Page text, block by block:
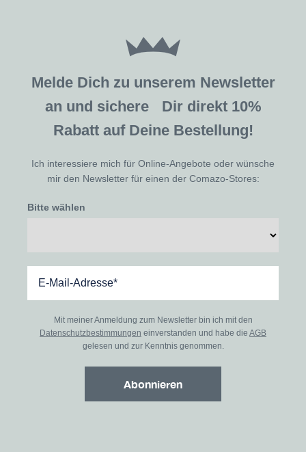
Melde Dich zu unserem Newsletter
an und sichere Dir direkt 10%
Rabatt auf Deine Bestellung!
Ich interessiere mich für Online-Angebote oder wünsche
mir den Newsletter für einen der Comazo-Stores:
Bitte wählen
Mit meiner Anmeldung zum Newsletter bin ich mit den
Datenschutzbestimmungen einverstanden und habe die AGB
gelesen und zur Kenntnis genommen.
Abonnieren